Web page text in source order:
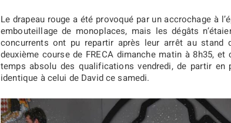
Le drapeau rouge a été provoqué par un accrochage à
embouteillage de monoplaces, mais les dégâts
concurrents ont pu repartir après leur arrêt au stand
deuxième course de FRECA dimanche matin à 8h35,
temps absolu des qualifications vendredi, de partir
identique à celui de David ce samedi.